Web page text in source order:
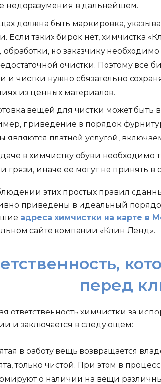
недоразумения в дальнейшем.
должна быть маркировка,
Если таких бирок нет, химчистка
обработки, но заказчику
очистки. Поэтому все
и чистки нужно обязательно
из ценных материалов.
вещей для чистки может быть
приведение в порядок
являются платной услугой,
в химчистку обуви необходимо
грязи, иначе ее могут не принять в
этих простых правил
приведены в идеальный
адреса химчистки на карте в
сайте компании «Клин Ленд».
перед
ответственность химчистки за
и заключается в следующем:
в работу вещь возвращается
только чистой. При этом в
о наличии на вещи